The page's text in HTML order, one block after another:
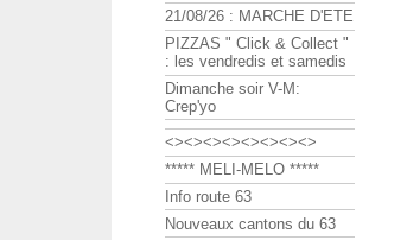
21/08/26 : MARCHE D'ETE
PIZZAS " Click & Collect "
: les vendredis et samedis
Dimanche soir V-M:
Crep'yo
<><><><><><><><>
***** MELI-MELO *****
Info route 63
Nouveaux cantons du 63